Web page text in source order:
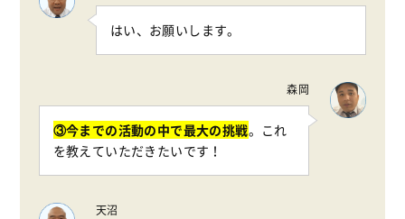
はい、お願いします。
森岡
③今までの活動の中で最大の挑戦。これ
を教えていただきたいです！
天沼